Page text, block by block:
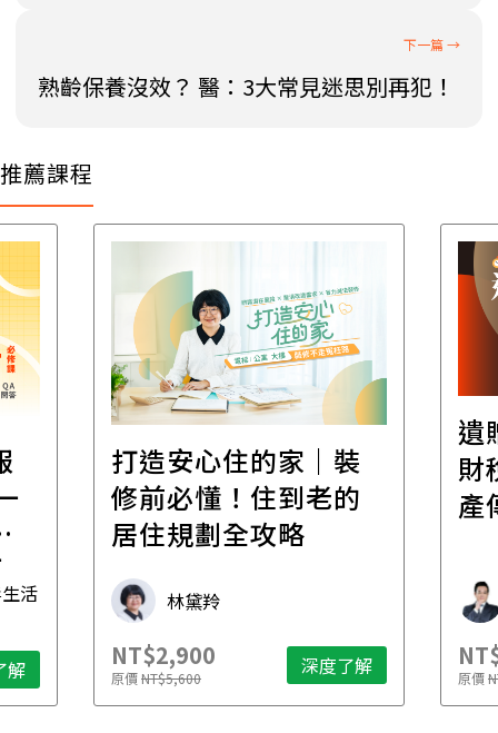
熟齡保養沒效？ 醫：3大常見迷思別再犯！
推薦課程
活
解
打造安心住的家｜裝
修前必懂！住到老的
居住規劃全攻略
林黛羚
NT$2,900
原價NT$5,600 深度了解
遺
財
產
原價